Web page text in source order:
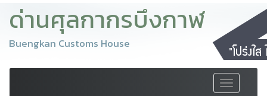
ด่านศุลกากรบึงกาฬ
Buengkan Customs House
Toggle